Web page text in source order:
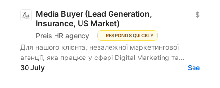
Media Buyer (Lead Generation,
Insurance, US Market)
Preis HR agency RESPONDS QUICKLY
$
Для нашого клієнта, незалежної маркетингової
агенції, яка працює у сфері Digital Marketing та
Affiliate Marketing, шукаємо Lead Generation
30 July See